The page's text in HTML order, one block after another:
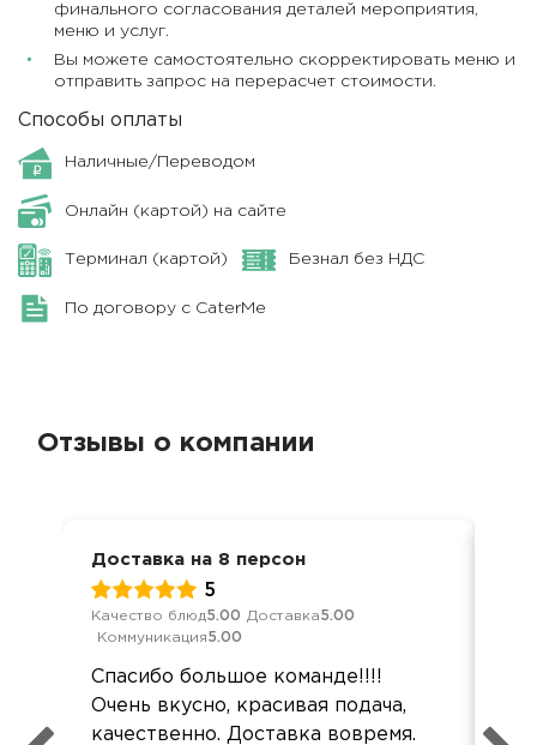
финального согласования деталей мероприятия,
меню и услуг.
Вы можете самостоятельно скорректировать меню и
отправить запрос на перерасчет стоимости.
Способы оплаты
Наличные/Переводом
Онлайн (картой) на сайте
Терминал (картой) Безнал без НДС
По договору с CaterMe
Отзывы о компании
Доставка на 8 персон
5
Качество блюд5.00 Доставка5.00
Коммуникация5.00
Спасибо большое команде!!!!
Очень вкусно, красивая подача,
качественно. Доставка вовремя.